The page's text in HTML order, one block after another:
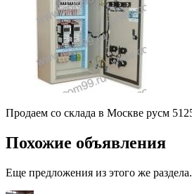
Продаем со склада в Москве русм
Похожие объявления
Еще предложения из этого же раздела.